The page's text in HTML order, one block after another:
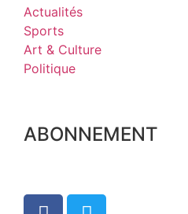
Actualités
Sports
Art & Culture
Politique
ABONNEMENT